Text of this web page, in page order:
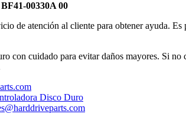
00330A 00
de atención al cliente para obtener ayuda.
con cuidado para evitar daños mayores. Si
Disco Duro